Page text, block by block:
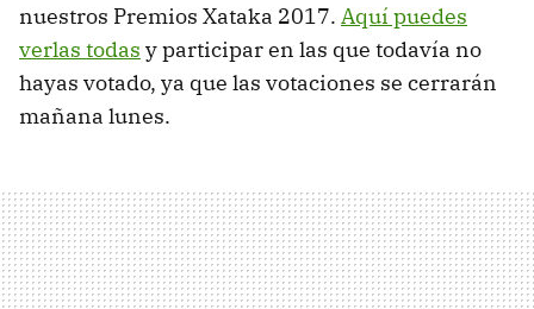
nuestros Premios Xataka 2017. Aquí puedes
verlas todas y participar en las que todavía no
hayas votado, ya que las votaciones se cerrarán
mañana lunes.